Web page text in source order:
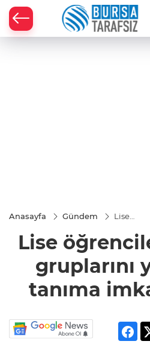
Anasayfa Gündem
Lise
meslek
tanıma
imkanı
buldu
Lise
gruplarını
tanıma